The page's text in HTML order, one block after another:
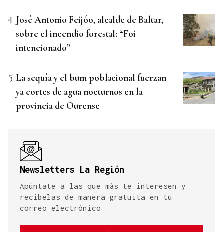
José Antonio Feijóo, alcalde de Baltar,
sobre el incendio forestal: “Foi
intencionado”
La sequía y el bum poblacional fuerzan
ya cortes de agua nocturnos en la
provincia de Ourense
Newsletters La Región
Apúntate a las que más te interesen y
recíbelas de manera gratuita en tu
correo electrónico